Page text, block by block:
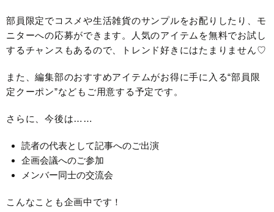
部員限定でコスメや生活雑貨のサンプルをお配りしたり、モ
ニターへの応募ができます。人気のアイテムを無料でお試し
するチャンスもあるので、トレンド好きにはたまりません♡
また、編集部のおすすめアイテムがお得に手に入る“部員限
定クーポン”などもご用意する予定です。
さらに、今後は……
読者の代表として記事へのご出演
企画会議へのご参加
メンバー同士の交流会
こんなことも企画中です！